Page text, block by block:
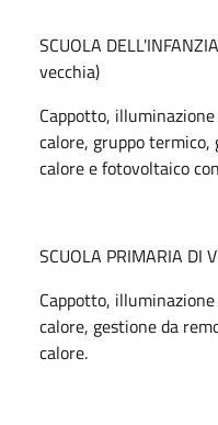
SCUOLA
vecchia)
Cappotto,
calore, gruppo termico,
calore e fotovoltaico
SCUOLA PRIMARIA DI
Cappotto,
calore, gestione da
calore.